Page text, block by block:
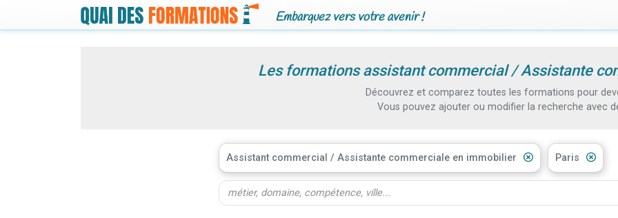
Embarquez vers votre avenir !
Les formations assistant commercial / Assistante
Découvrez et comparez toutes les formations pour
Vous pouvez ajouter ou modifier la recherche avec
Assistant commercial / Assistante commerciale en immobilier Paris